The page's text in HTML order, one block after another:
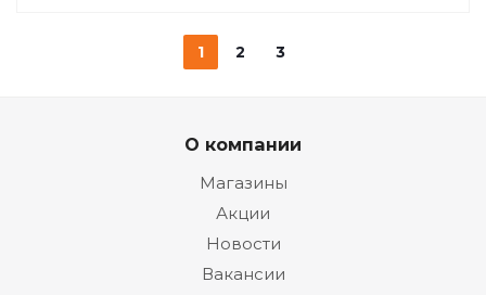
1 2 3
О компании
Магазины
Акции
Новости
Вакансии